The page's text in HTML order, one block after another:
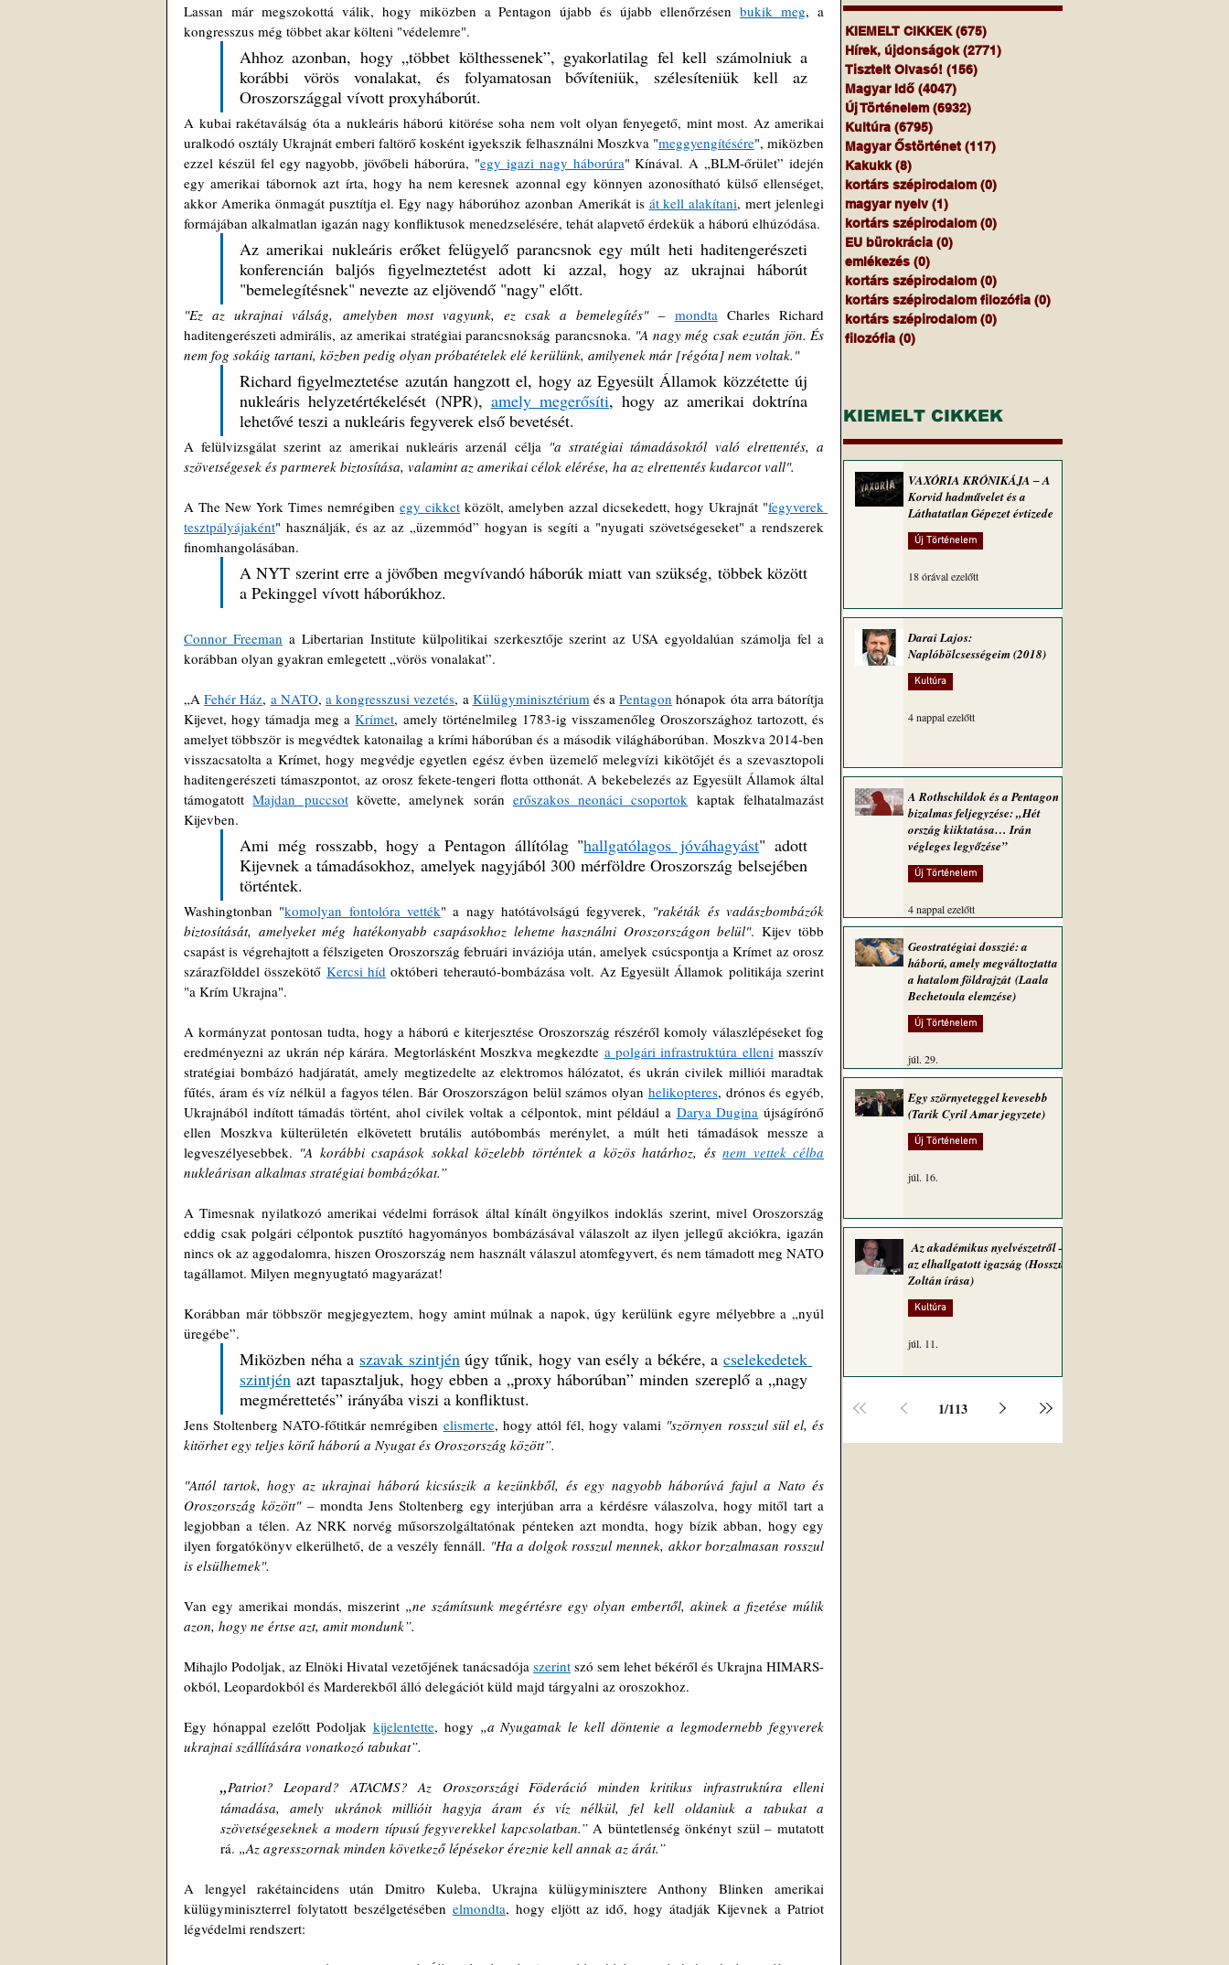
Lassan már megszokottá válik, hogy miközben a Pentagon újabb és újabb ellenőrzésen bukik meg, a
kongresszus még többet akar költeni "védelemre".
Ahhoz azonban, hogy „többet költhessenek”, gyakorlatilag fel kell számolniuk a
korábbi vörös vonalakat, és folyamatosan bővíteniük, szélesíteniük kell az
Oroszországgal vívott proxyháborút.
A kubai rakétaválság óta a nukleáris háború kitörése soha nem volt olyan fenyegető, mint most. Az amerikai
uralkodó osztály Ukrajnát emberi faltörő kosként igyekszik felhasználni Moszkva "meggyengítésére", miközben
ezzel készül fel egy nagyobb, jövőbeli háborúra, "egy igazi nagy háborúra" Kínával. A „BLM-őrület” idején
egy amerikai tábornok azt írta, hogy ha nem keresnek azonnal egy könnyen azonosítható külső ellenséget,
akkor Amerika önmagát pusztítja el. Egy nagy háborúhoz azonban Amerikát is át kell alakítani, mert jelenlegi
formájában alkalmatlan igazán nagy konfliktusok menedzselésére, tehát alapvető érdekük a háború elhúzódása.
Az amerikai nukleáris erőket felügyelő parancsnok egy múlt heti haditengerészeti
konferencián baljós figyelmeztetést adott ki azzal, hogy az ukrajnai háborút
"bemelegítésnek" nevezte az eljövendő "nagy" előtt.
"Ez az ukrajnai válság, amelyben most vagyunk, ez csak a bemelegítés" – mondta Charles Richard
haditengerészeti admirális, az amerikai stratégiai parancsnokság parancsnoka. "A nagy még csak ezután jön. És
nem fog sokáig tartani, közben pedig olyan próbatételek elé kerülünk, amilyenek már [régóta] nem voltak."
Richard figyelmeztetése azután hangzott el, hogy az Egyesült Államok közzétette új
nukleáris helyzetértékelését (NPR), amely megerősíti, hogy az amerikai doktrína
lehetővé teszi a nukleáris fegyverek első bevetését.
A felülvizsgálat szerint az amerikai nukleáris arzenál célja "a stratégiai támadásoktól való elrettentés, a
szövetségesek és partnerek biztosítása, valamint az amerikai célok elérése, ha az elrettentés kudarcot vall".
A The New York Times nemrégiben egy cikket közölt, amelyben azzal dicsekedett, hogy Ukrajnát "fegyverek
tesztpályájaként" használják, és az az „üzemmód” hogyan is segíti a "nyugati szövetségeseket" a rendszerek
finomhangolásában.
A NYT szerint erre a jövőben megvívandó háborúk miatt van szükség, többek között
a Pekinggel vívott háborúkhoz.
Connor Freeman a Libertarian Institute külpolitikai szerkesztője szerint az USA egyoldalúan számolja fel a
korábban olyan gyakran emlegetett „vörös vonalakat”.
„A Fehér Ház, a NATO, a kongresszusi vezetés, a Külügyminisztérium és a Pentagon hónapok óta arra bátorítja
Kijevet, hogy támadja meg a Krímet, amely történelmileg 1783-ig visszamenőleg Oroszországhoz tartozott, és
amelyet többször is megvédtek katonailag a krími háborúban és a második világháborúban. Moszkva 2014-ben
visszacsatolta a Krímet, hogy megvédje egyetlen egész évben üzemelő melegvízi kikötőjét és a szevasztopoli
haditengerészeti támaszpontot, az orosz fekete-tengeri flotta otthonát. A bekebelezés az Egyesült Államok által
támogatott Majdan puccsot követte, amelynek során erőszakos neonáci csoportok kaptak felhatalmazást
Kijevben.
Ami még rosszabb, hogy a Pentagon állítólag "hallgatólagos jóváhagyást" adott
Kijevnek a támadásokhoz, amelyek nagyjából 300 mérföldre Oroszország belsejében
történtek.
Washingtonban "komolyan fontolóra vették" a nagy hatótávolságú fegyverek, "rakéták és vadászbombázók
biztosítását, amelyeket még hatékonyabb csapásokhoz lehetne használni Oroszországon belül". Kijev több
csapást is végrehajtott a félszigeten Oroszország februári inváziója után, amelyek csúcspontja a Krímet az orosz
szárazfölddel összekötő Kercsi híd októberi teherautó-bombázása volt. Az Egyesült Államok politikája szerint
"a Krím Ukrajna".
A kormányzat pontosan tudta, hogy a háború e kiterjesztése Oroszország részéről komoly válaszlépéseket fog
eredményezni az ukrán nép kárára. Megtorlásként Moszkva megkezdte a polgári infrastruktúra elleni masszív
stratégiai bombázó hadjáratát, amely megtizedelte az elektromos hálózatot, és ukrán civilek milliói maradtak
fűtés, áram és víz nélkül a fagyos télen. Bár Oroszországon belül számos olyan helikopteres, drónos és egyéb,
Ukrajnából indított támadás történt, ahol civilek voltak a célpontok, mint például a Darya Dugina újságírónő
ellen Moszkva külterületén elkövetett brutális autóbombás merénylet, a múlt heti támadások messze a
legveszélyesebbek. "A korábbi csapások sokkal közelebb történtek a közös határhoz, és nem vettek célba
nukleárisan alkalmas stratégiai bombázókat.”
A Timesnak nyilatkozó amerikai védelmi források által kínált öngyilkos indoklás szerint, mivel Oroszország
eddig csak polgári célpontok pusztító hagyományos bombázásával válaszolt az ilyen jellegű akciókra, igazán
nincs ok az aggodalomra, hiszen Oroszország nem használt válaszul atomfegyvert, és nem támadott meg NATO
tagállamot. Milyen megnyugtató magyarázat!
Korábban már többször megjegyeztem, hogy amint múlnak a napok, úgy kerülünk egyre mélyebbre a „nyúl
üregébe”.
Miközben néha a szavak szintjén úgy tűnik, hogy van esély a békére, a cselekedetek
szintjén azt tapasztaljuk, hogy ebben a „proxy háborúban” minden szereplő a „nagy
megmérettetés” irányába viszi a konfliktust.
Jens Stoltenberg NATO-főtitkár nemrégiben elismerte, hogy attól fél, hogy valami "szörnyen rosszul sül el, és
kitörhet egy teljes körű háború a Nyugat és Oroszország között”.
"Attól tartok, hogy az ukrajnai háború kicsúszik a kezünkből, és egy nagyobb háborúvá fajul a Nato és
Oroszország között" – mondta Jens Stoltenberg egy interjúban arra a kérdésre válaszolva, hogy mitől tart a
legjobban a télen. Az NRK norvég műsorszolgáltatónak pénteken azt mondta, hogy bízik abban, hogy egy
ilyen forgatókönyv elkerülhető, de a veszély fennáll. "Ha a dolgok rosszul mennek, akkor borzalmasan rosszul
is elsülhetnek".
Van egy amerikai mondás, miszerint „ne számítsunk megértésre egy olyan embertől, akinek a fizetése múlik
azon, hogy ne értse azt, amit mondunk”.
Mihajlo Podoljak, az Elnöki Hivatal vezetőjének tanácsadója szerint szó sem lehet békéről és Ukrajna HIMARS-
okból, Leopardokból és Marderekből álló delegációt küld majd tárgyalni az oroszokhoz.
Egy hónappal ezelőtt Podoljak kijelentette, hogy „a Nyugatnak le kell döntenie a legmodernebb fegyverek
ukrajnai szállítására vonatkozó tabukat”.
„Patriot? Leopard? ATACMS? Az Oroszországi Föderáció minden kritikus infrastruktúra elleni
támadása, amely ukránok millióit hagyja áram és víz nélkül, fel kell oldaniuk a tabukat a
szövetségeseknek a modern típusú fegyverekkel kapcsolatban.” A büntetlenség önkényt szül – mutatott
rá. „Az agresszornak minden következő lépésekor éreznie kell annak az árát.”
A lengyel rakétaincidens után Dmitro Kuleba, Ukrajna külügyminisztere Anthony Blinken amerikai
külügyminiszterrel folytatott beszélgetésében elmondta, hogy eljött az idő, hogy átadják Kijevnek a Patriot
légvédelmi rendszert:
KIEMELT CIKKEK (675)
Hírek, újdonságok (2771)
Tisztelt Olvasó! (156)
Magyar Idő (4047)
Új Történelem (6932)
Kultúra (6795)
Magyar Őstörténet (117)
Kakukk (8)
kortárs szépirodalom (0)
magyar nyelv (1)
kortárs szépirodalom (0)
EU bürokrácia (0)
emlékezés (0)
kortárs szépirodalom (0)
kortárs szépirodalom filozófia (0)
kortárs szépirodalom (0)
filozófia (0)
KIEMELT CIKKEK
VAXÓRIA KRÓNIKÁJA ‒ A
Korvid hadművelet és a
Láthatatlan Gépezet évtizede
Új Történelem
18 órával ezelőtt
Darai Lajos:
Naplóbölcsességeim (2018)
Kultúra
4 nappal ezelőtt
A Rothschildok és a Pentagon
bizalmas feljegyzése: „Hét
ország kiiktatása… Irán
végleges legyőzése”
Új Történelem
4 nappal ezelőtt
Geostratégiai dosszié: a
háború, amely megváltoztatta
a hatalom földrajzát (Laala
Bechetoula elemzése)
Új Történelem
júl. 29.
Egy szörnyeteggel kevesebb
(Tarik Cyril Amar jegyzete)
Új Történelem
júl. 16.
Az akadémikus nyelvészetről –
az elhallgatott igazság (Hosszú
Zoltán írása)
Kultúra
júl. 11.
1/113